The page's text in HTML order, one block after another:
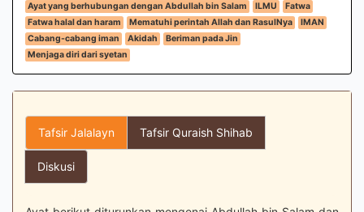
Ayat yang berhubungan dengan Abdullah bin Salam
ILMU
Fatwa
Fatwa halal dan haram
Mematuhi perintah Allah dan RasulNya
IMAN
Cabang-cabang iman
Akidah
Beriman pada Jin
Menjaga diri dari syetan
Tafsir Jalalayn Tafsir Quraish Shihab
Diskusi